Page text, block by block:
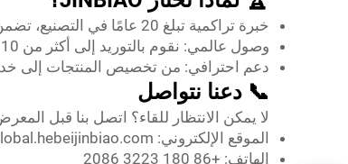
خبرة تراكمية تبلغ 20 عامًا في التصنيع، تضمن جودة موثوقة للمنتجات.
وصول عالمي: نقوم بالتوريد إلى أكثر من 110 دولة، مع سجل حافل في الأسواق الدولية.
دعم احترافي: من تخصيص المنتجات إلى
📞 دعنا نتواصل
لا يمكن الانتظار للقاء؟ اتصل بنا قبل
الموقع الإلكتروني:
الهاتف: +86 180 3223 2086